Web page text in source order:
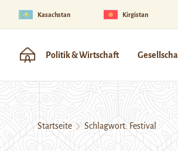
Kasachstan Kirgistan
Politik & Wirtschaft
Startseite Schlagwort: Festival